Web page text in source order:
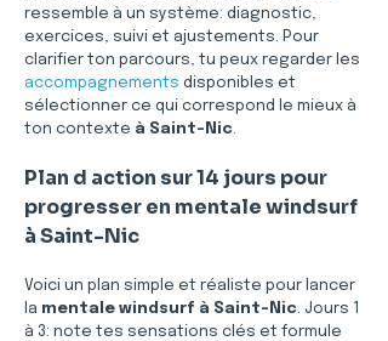
ressemble à un système: diagnostic,
exercices, suivi et ajustements. Pour
clarifier ton parcours, tu peux regarder les
accompagnements disponibles et
sélectionner ce qui correspond le mieux à
ton contexte à Saint-Nic.
Plan d action sur 14 jours pour
progresser en mentale windsurf
à Saint-Nic
Voici un plan simple et réaliste pour lancer
la mentale windsurf à Saint-Nic. Jours 1
à 3: note tes sensations clés et formule